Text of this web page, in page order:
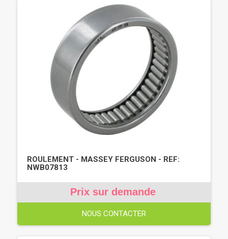
ROULEMENT - MASSEY FERGUSON - REF:
NWB07813
Prix sur demande
NOUS CONTACTER